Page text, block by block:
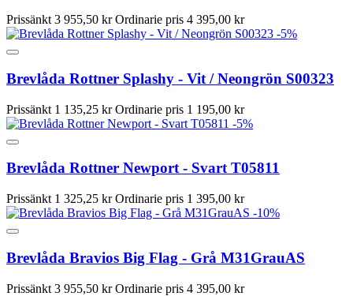
Prissänkt 3 955,50 kr Ordinarie pris 4 395,00 kr
-5%
Brevlåda Rottner Splashy - Vit / Neongrön S00323
Prissänkt 1 135,25 kr Ordinarie pris 1 195,00 kr
-5%
Brevlåda Rottner Newport - Svart T05811
Prissänkt 1 325,25 kr Ordinarie pris 1 395,00 kr
-10%
Brevlåda Bravios Big Flag - Grå M31GrauAS
Prissänkt 3 955,50 kr Ordinarie pris 4 395,00 kr